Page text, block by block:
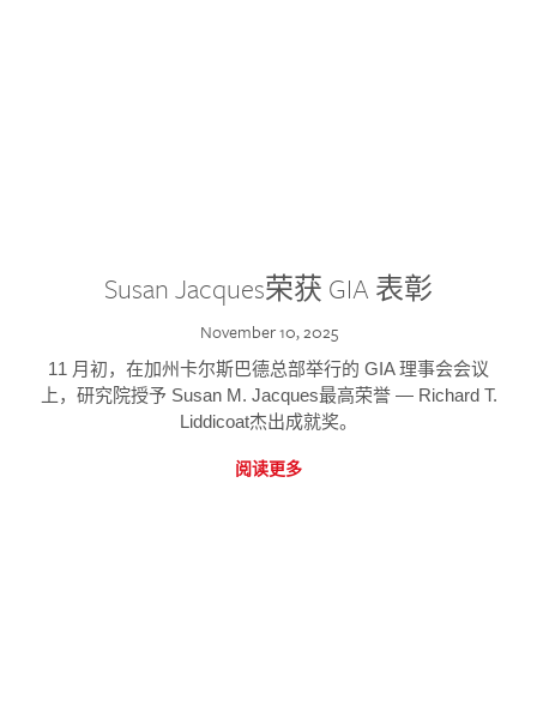
Susan Jacques荣获 GIA 表彰
November 10, 2025
11 月初，在加州卡尔斯巴德总部举行的 GIA 理事会会议
上，研究院授予 Susan M. Jacques最高荣誉 — Richard T.
Liddicoat杰出成就奖。
阅读更多